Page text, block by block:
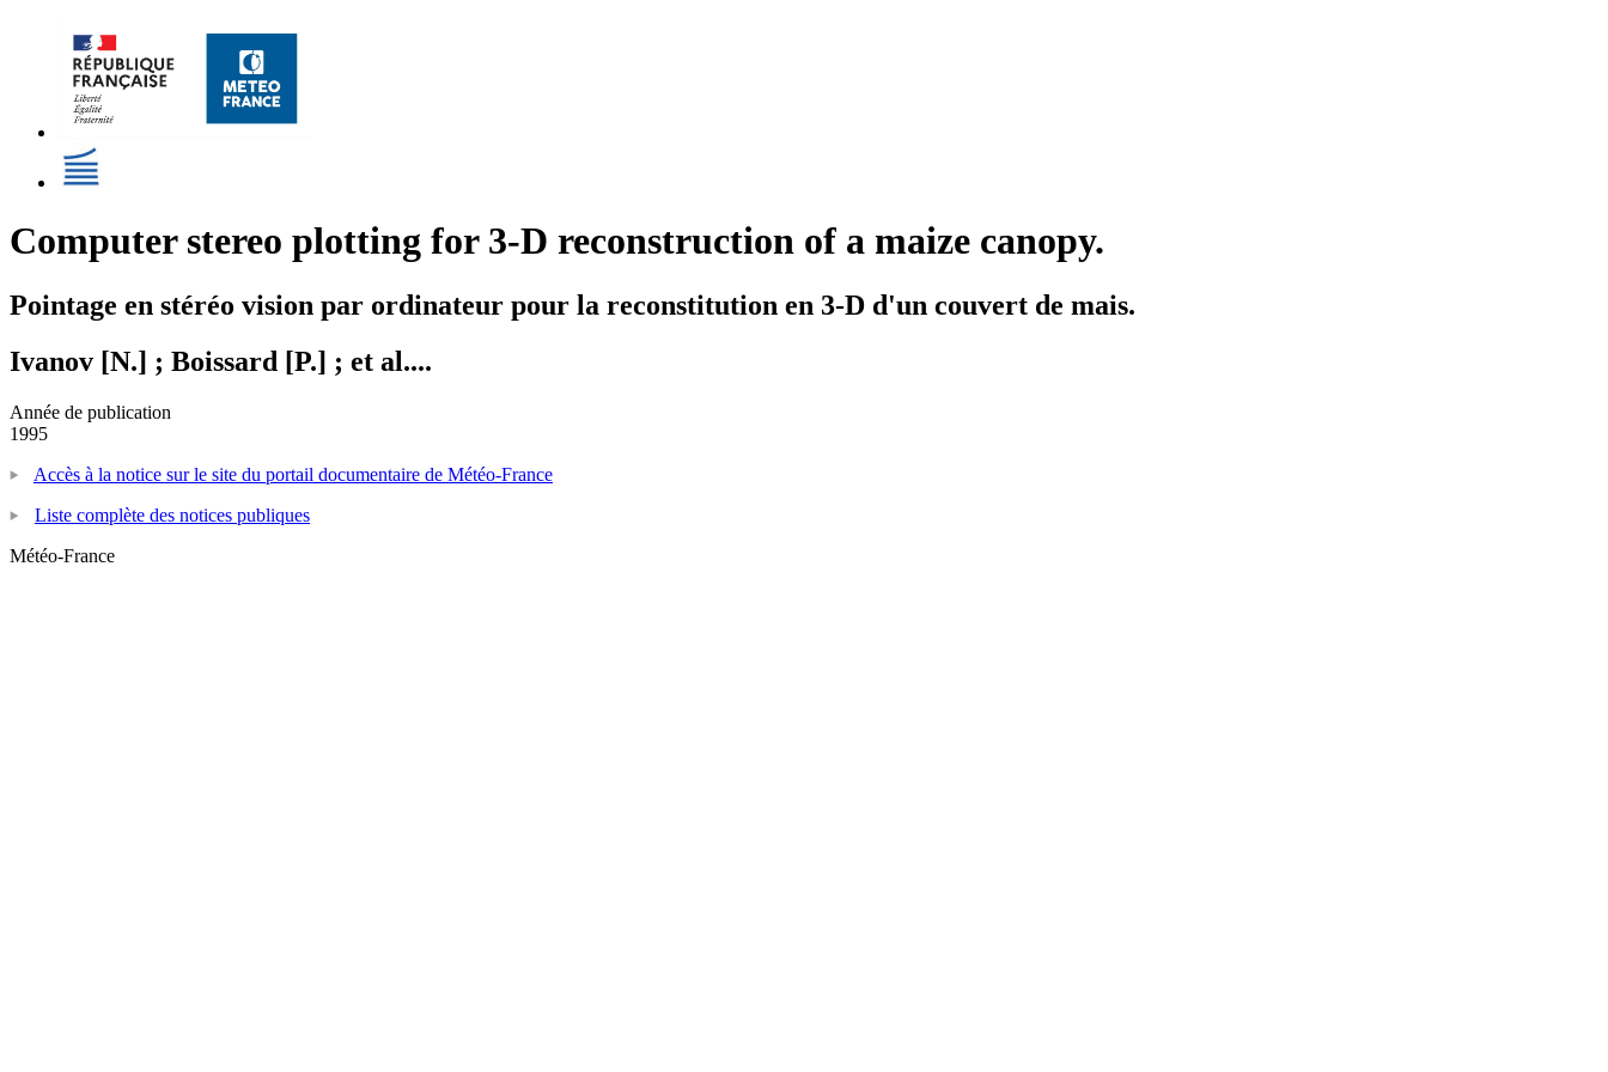
Computer stereo plotting for 3-D reconstruction of a maize canopy.
Pointage en stéréo vision par ordinateur pour la reconstitution en 3-D d'un couvert de mais.
Ivanov [N.] ; Boissard [P.] ; et al....
Année de publication
1995
Accès à la notice sur le site du portail documentaire de Météo-France
Liste complète des notices publiques
Météo-France